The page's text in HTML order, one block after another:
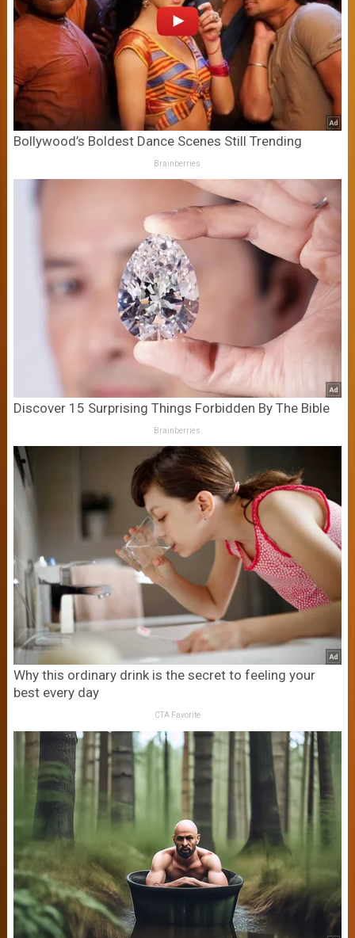
Bollywood’s Boldest Dance Scenes Still Trending
Brainberries
Discover 15 Surprising Things Forbidden By The Bible
Brainberries
Why this ordinary drink is the secret to feeling your
best every day
CTA Favorite